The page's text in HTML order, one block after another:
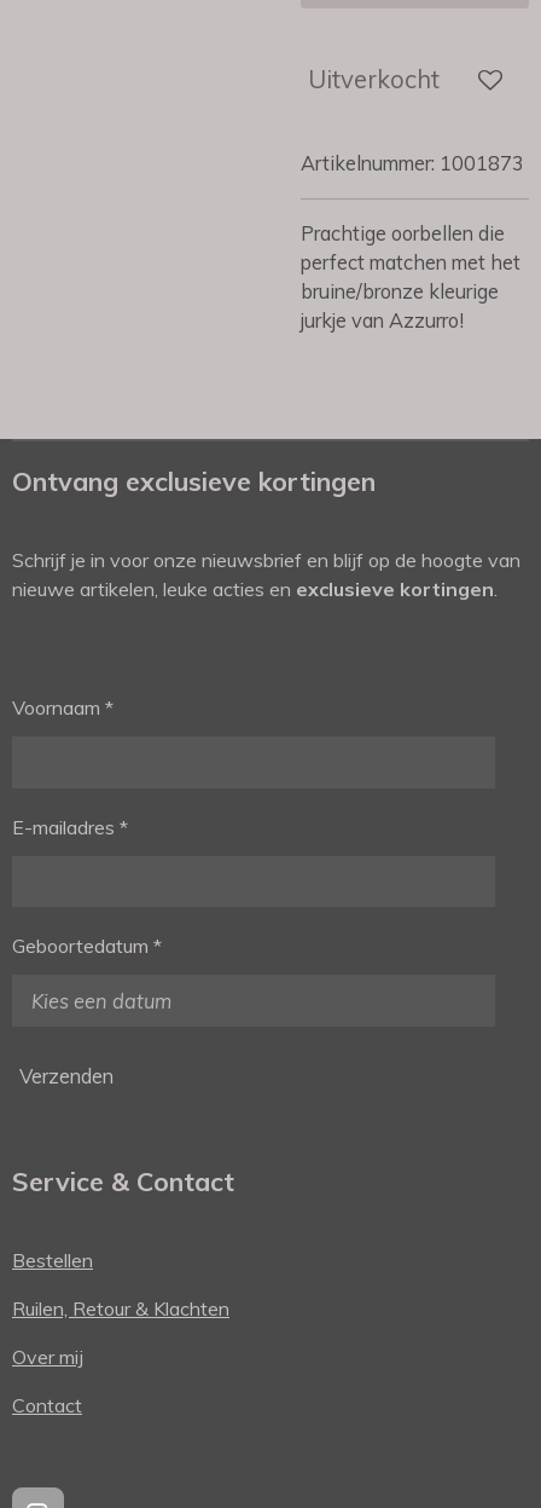
Uitverkocht
Artikelnummer: 1001873
Prachtige oorbellen die
perfect matchen met het
bruine/bronze kleurige
jurkje van Azzurro!
Ontvang exclusieve kortingen
Schrijf je in voor onze nieuwsbrief en blijf op de hoogte van
nieuwe artikelen, leuke acties en exclusieve kortingen
Voornaam *
E-mailadres *
Geboortedatum *
Verzenden
Service & Contact
Bestellen
Ruilen, Retour & Klachten
Over mij
Contact